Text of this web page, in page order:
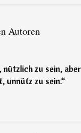
Autoren
zu sein, aber
unnütz zu sein.“